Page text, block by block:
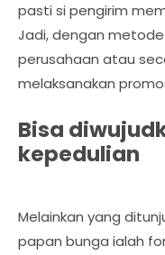
pasti si pengirim
Jadi, dengan
perusahaan atau
melaksanakan
Bisa
kepedulian
Melainkan yang
papan bunga ialah